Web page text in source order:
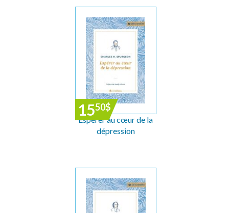
1550$
Espérer au cœur de la
dépression